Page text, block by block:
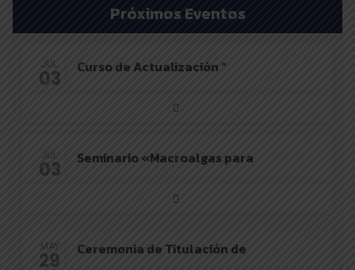
Próximos Eventos
JUL
03 Curso de Actualización “
JUL
03 Seminario «Macroalgas para
MAY
29 Ceremonia de Titulación de